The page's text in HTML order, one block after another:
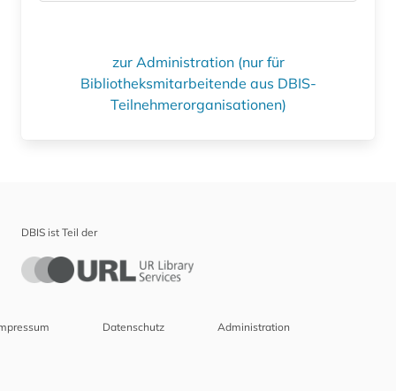
zur Administration (nur für
Bibliotheksmitarbeitende aus DBIS-
Teilnehmerorganisationen)
DBIS ist Teil der
Datenschutz Administration